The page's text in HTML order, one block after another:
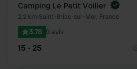
Camping Le Petit Voilier
2,2 km•Saint-Briac-sur-Mer, France
3.78 9 avis
15 - 25